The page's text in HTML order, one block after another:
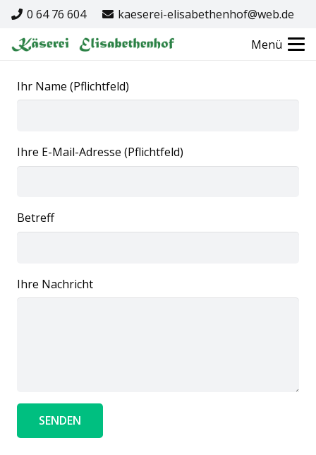
0 64 76 604
kaeserei-elisabethenhof@web.de
Menü
Ihr Name (Pflichtfeld)
Ihre E-Mail-Adresse (Pflichtfeld)
Betreff
Ihre Nachricht